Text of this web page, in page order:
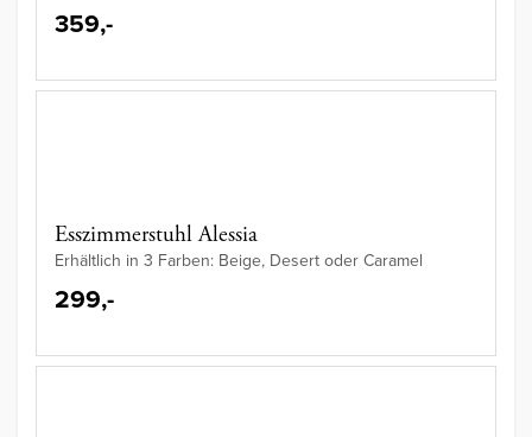
359,-
Esszimmerstuhl Alessia
Erhältlich in 3 Farben: Beige, Desert oder Caramel
299,-